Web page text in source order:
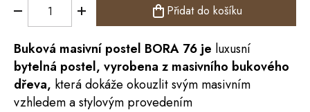
Přidat do košíku
Buková masivní postel BORA 76 je luxusní
bytelná postel, vyrobena z masivního bukového
dřeva, která dokáže okouzlit svým masivním
vzhledem a stylovým provedením